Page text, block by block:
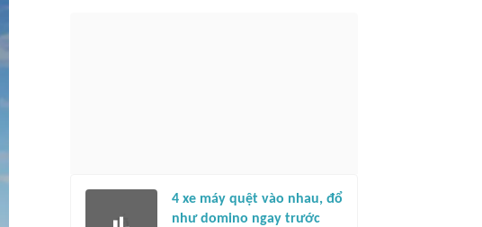
4 xe máy quệt vào nhau, đổ
như domino ngay trước